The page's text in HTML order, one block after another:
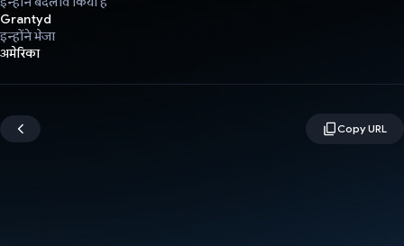
Grantyd
इन्होंने भेजा
अमेरिका